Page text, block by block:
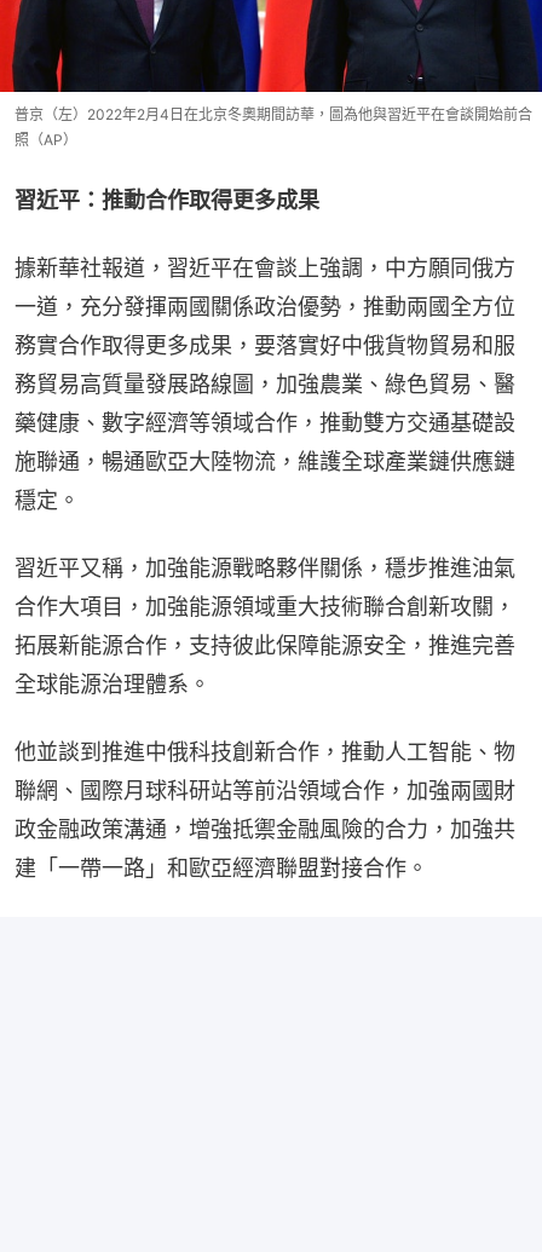
普京（左）2022年2月4日在北京冬奧期間訪華，圖為他與習近平在會談開始前合
照（AP）
習近平：推動合作取得更多成果
據新華社報道，習近平在會談上強調，中方願同俄方
一道，充分發揮兩國關係政治優勢，推動兩國全方位
務實合作取得更多成果，要落實好中俄貨物貿易和服
務貿易高質量發展路線圖，加強農業、綠色貿易、醫
藥健康、數字經濟等領域合作，推動雙方交通基礎設
施聯通，暢通歐亞大陸物流，維護全球產業鏈供應鏈
穩定。
習近平又稱，加強能源戰略夥伴關係，穩步推進油氣
合作大項目，加強能源領域重大技術聯合創新攻關，
拓展新能源合作，支持彼此保障能源安全，推進完善
全球能源治理體系。
他並談到推進中俄科技創新合作，推動人工智能、物
聯網、國際月球科研站等前沿領域合作，加強兩國財
政金融政策溝通，增強抵禦金融風險的合力，加強共
建「一帶一路」和歐亞經濟聯盟對接合作。